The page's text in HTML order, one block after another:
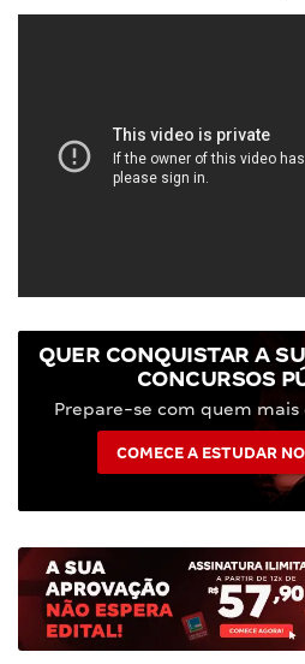
QUER CONQUISTAR A
CONCURSOS
Prepare-se com quem
COMECE A ESTUDAR